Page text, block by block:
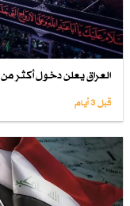
العراق يعلن دخول أكثر من 4.8 مليون زائر وافد لإحياء زيارة الأربعين
قبل 3 أيام